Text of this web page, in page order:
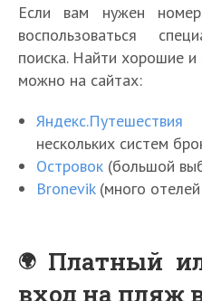
Если вам нужен
воспользоваться
поиска. Найти хорошие
можно на сайтах:
Яндекс.Путешествия
нескольких систем
Островок (большой
Bronevik(много
Платный
вход на пляж